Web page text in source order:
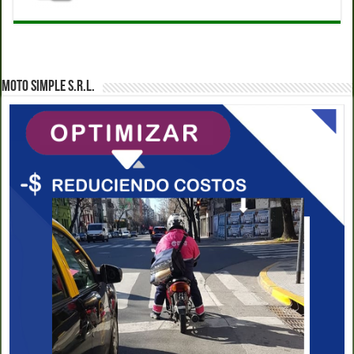
MOTO SIMPLE S.R.L.